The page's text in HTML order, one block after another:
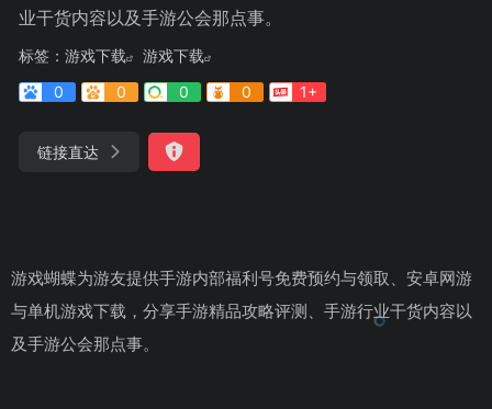
业干货内容以及手游公会那点事。
标签： 游戏下载
游戏下载
0
0 0 0 1+
链接直达
游戏蝴蝶为游友提供手游内部福利号免费预约与领取、安卓网游
与单机游戏下载，分享手游精品攻略评测、手游行业干货内容以
及手游公会那点事。